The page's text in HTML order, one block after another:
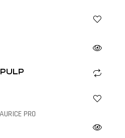
PULP